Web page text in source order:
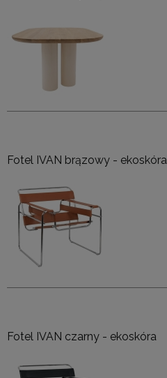
Fotel IVAN brązowy - ekoskóra
Fotel IVAN czarny - ekoskóra